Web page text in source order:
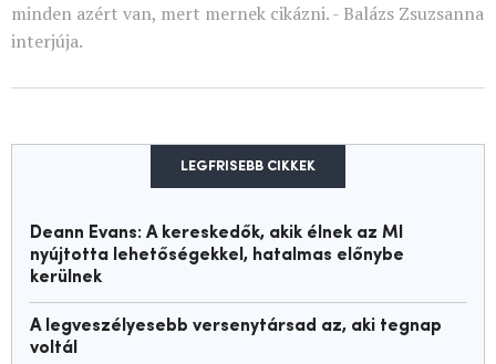
minden azért van, mert mernek cikázni. - Balázs Zsuzsanna
interjúja.
LEGFRISEBB CIKKEK
Deann Evans: A kereskedők, akik élnek az MI
nyújtotta lehetőségekkel, hatalmas előnybe
kerülnek
A legveszélyesebb versenytársad az, aki tegnap
voltál